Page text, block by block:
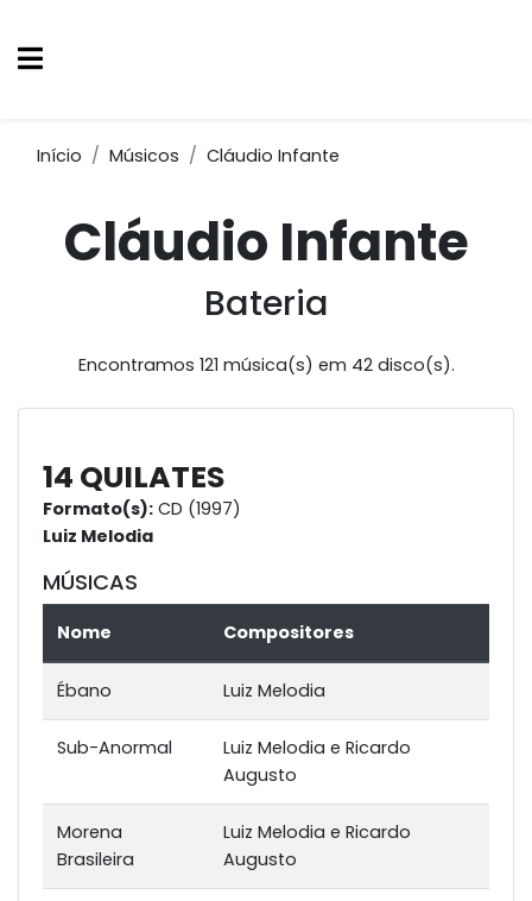
Início Músicos Cláudio Infante
Cláudio Infante
Bateria
Encontramos 121 música(s) em 42 disco(s).
14 QUILATES
Formato(s): CD (1997)
Luiz Melodia
MÚSICAS
Nome Compositores
Ébano Luiz Melodia
Sub-Anormal
Luiz Melodia e Ricardo
Augusto
Morena
Brasileira
Luiz Melodia e Ricardo
Augusto